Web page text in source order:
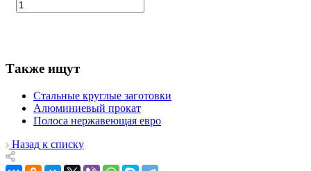
Также ищут
Стальные круглые заготовки
Алюминиевый прокат
Полоса нержавеющая евро
Назад к списку